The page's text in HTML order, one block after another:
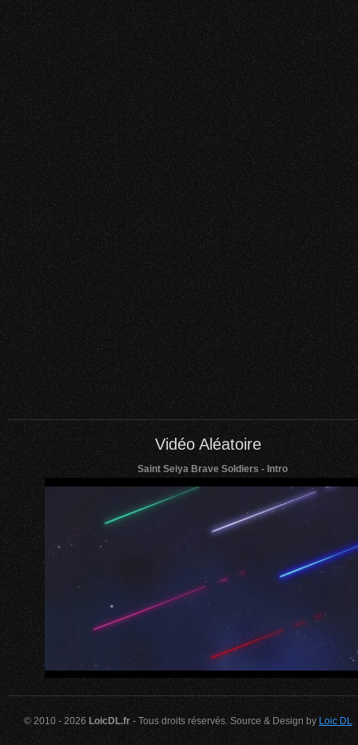
Vidéo Aléatoire
Saint Seiya Brave Soldiers - Intro
© 2010 - 2026 LoicDL.fr- Tous droits réservés. Source & Design byLoic DL